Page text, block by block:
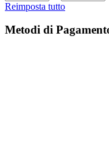
Reimposta tutto
Metodi di